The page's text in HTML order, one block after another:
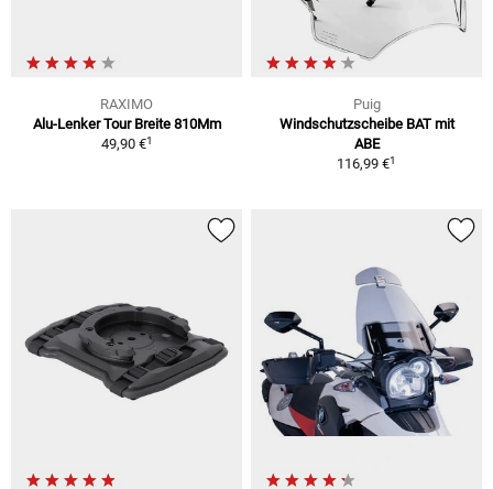
RAXIMO
Alu-Lenker Tour Breite 810Mm
49,90 €1
Puig
Windschutzscheibe BAT mit
ABE
116,99 €1